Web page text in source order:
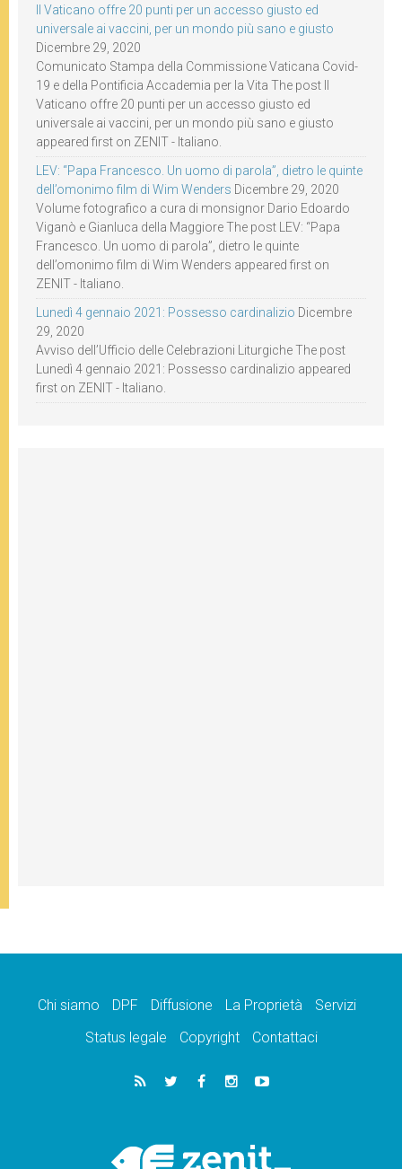
Il Vaticano offre 20 punti per un accesso giusto ed
universale ai vaccini, per un mondo più sano e giusto
Dicembre 29, 2020
Comunicato Stampa della Commissione Vaticana Covid-
19 e della Pontificia Accademia per la Vita The post Il
Vaticano offre 20 punti per un accesso giusto ed
universale ai vaccini, per un mondo più sano e giusto
appeared first on ZENIT - Italiano.
LEV: “Papa Francesco. Un uomo di parola”, dietro le quinte
dell’omonimo film di Wim Wenders Dicembre 29, 2020
Volume fotografico a cura di monsignor Dario Edoardo
Viganò e Gianluca della Maggiore The post LEV: “Papa
Francesco. Un uomo di parola”, dietro le quinte
dell’omonimo film di Wim Wenders appeared first on
ZENIT - Italiano.
Lunedì 4 gennaio 2021: Possesso cardinalizio Dicembre
29, 2020
Avviso dell’Ufficio delle Celebrazioni Liturgiche The post
Lunedì 4 gennaio 2021: Possesso cardinalizio appeared
first on ZENIT - Italiano.
Chi siamo DPF Diffusione La Proprietà
Servizi
Status legale
Copyright Contattaci